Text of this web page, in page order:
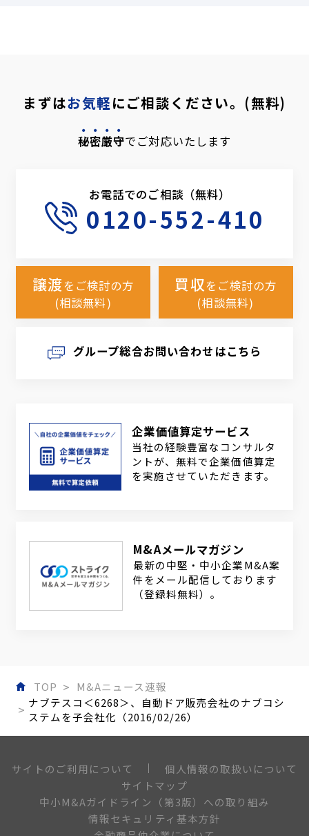
まずはお気軽にご相談ください。(無料)
秘密厳守でご対応いたします
お電話でのご相談（無料）
0120-552-410
譲渡をご検討の方
(相談無料)
買収をご検討の方
(相談無料)
グループ総合お問い合わせはこちら
企業価値算定サービス
当社の経験豊富なコンサルタ
ントが、無料で企業価値算定
を実施させていただきます。
M&Aメールマガジン
最新の中堅・中小企業M&A案
件をメール配信しております
（登録料無料）。
TOP
M&Aニュース速報
ナブテスコ＜6268＞、自動ドア販売会社のナブコシ
ステムを子会社化（2016/02/26）
サイトのご利用について
個人情報の取扱いについて
サイトマップ
中小M&Aガイドライン（第3版）への取り組み
情報セキュリティ基本方針